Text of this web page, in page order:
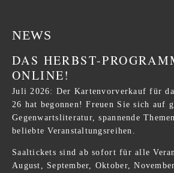
NEWS
DAS HERBST-
ONLINE!
Juli 2026: Der Kartenvorverkauf für
26 hat begonnen! Freuen Sie sich auf
Gegenwartsliteratur, spannende
beliebte Veranstaltungsreihen.
Saaltickets sind ab sofort für alle
August, September, Oktober,